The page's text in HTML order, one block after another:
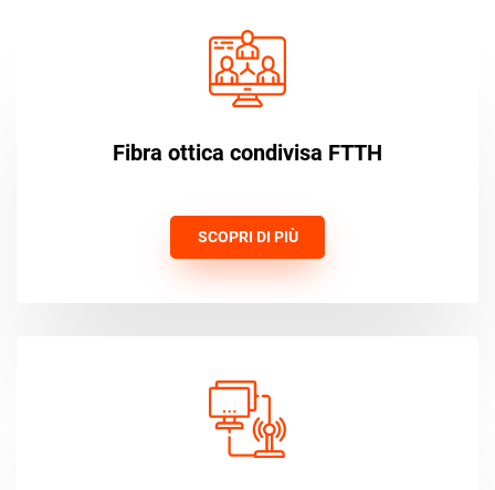
Fibra ottica condivisa FTTH
SCOPRI DI PIÙ